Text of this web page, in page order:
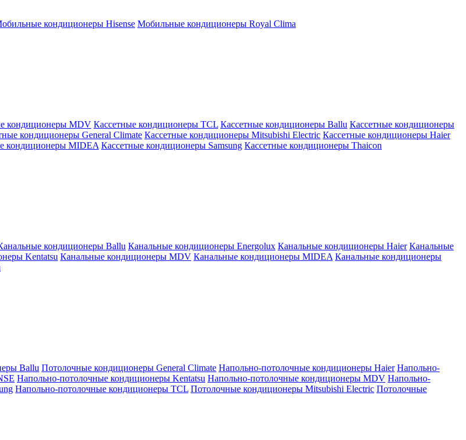
кондиционеры Hisense Мобильные кондиционеры Royal Clima
кондиционеры MDV Кассетные кондиционеры TCL Кассетные кондиционеры Ballu Кассетные кондиционеры
кондиционеры General Climate Кассетные кондиционеры Mitsubishi Electric Кассетные кондиционеры Haier
кондиционеры MIDEA Кассетные кондиционеры Samsung Кассетные кондиционеры Thaicon
кондиционеры Ballu Канальные кондиционеры Energolux Канальные кондиционеры Haier Канальные
Kentatsu Канальные кондиционеры MDV Канальные кондиционеры MIDEA Канальные кондиционеры
Ballu Потолочные кондиционеры General Climate Напольно-потолочные кондиционеры Haier Напольно-
Напольно-потолочные кондиционеры Kentatsu Напольно-потолочные кондиционеры MDV Напольно-
Напольно-потолочные кондиционеры TCL Потолочные кондиционеры Mitsubishi Electric Потолочные